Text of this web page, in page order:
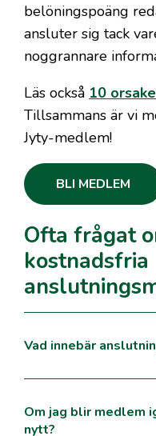
belöningspoäng
ansluter sig tack
noggrannare
Läs också 10
Tillsammans är vi
Jyty-medlem!
BLI MEDLEM
Ofta frågat
kostnadsfria
Vad innebär
Om jag blir medlem
nytt?